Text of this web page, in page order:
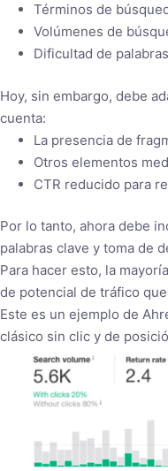
Términos de
Volúmenes de
Dificultad de
Hoy, sin embargo, debe
cuenta:
La presencia de
Otros elementos
CTR reducido para
Por lo tanto, ahora debe
palabras clave y toma de
Para hacer esto, la
de potencial de tráfico
Este es un ejemplo de
clásico sin clic y de